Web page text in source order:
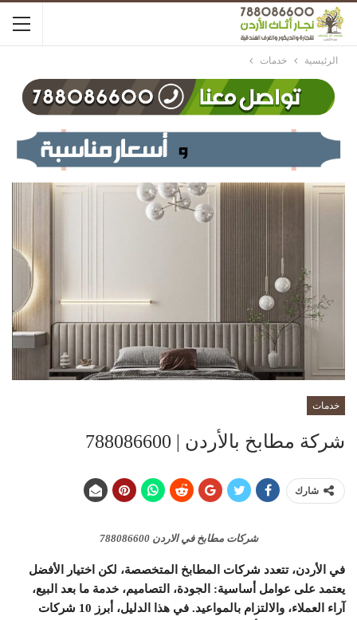
الرئيسية خدمات
خدمات
شركة مطابخ بالأردن | 788086600
شارك
شركات مطابخ في الاردن 788086600
في الأردن، تتعدد شركات المطابخ المتخصصة، لكن اختيار الأفضل
يعتمد على عوامل أساسية: الجودة، التصاميم، خدمة ما بعد البيع،
آراء العملاء، والالتزام بالمواعيد. في هذا الدليل، أبرز 10 شركات